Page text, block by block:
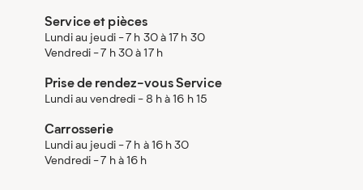
Service et pièces
Lundi au jeudi - 7 h 30 à 17 h 30
Vendredi - 7 h 30 à 17 h
Prise de rendez-vous Service
Lundi au vendredi - 8 h à 16 h 15
Carrosserie
Lundi au jeudi - 7 h à 16 h 30
Vendredi - 7 h à 16 h